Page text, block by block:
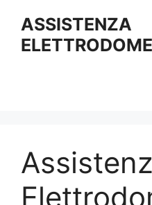
contenuto
ASSISTENZA